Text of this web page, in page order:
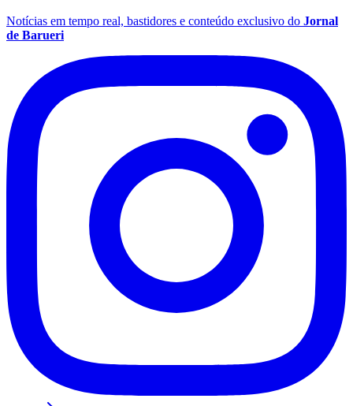
Notícias em tempo real, bastidores e conteúdo exclusivo do Jornal
de Barueri